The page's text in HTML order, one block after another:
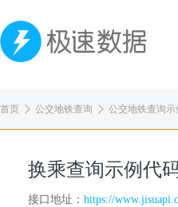
首页 公交地铁查询 公交地铁查询示
换乘查询示例代
接口地址： https://